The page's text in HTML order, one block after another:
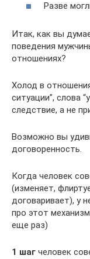
Разве
Итак, как вы
поведения
отношениях?
Холод в
ситуации”, слова
следствие, а не
Возможно вы
договоренность.
Когда человек
(изменяет,
договаривает), у
про этот
еще раз)
1 шаг человек